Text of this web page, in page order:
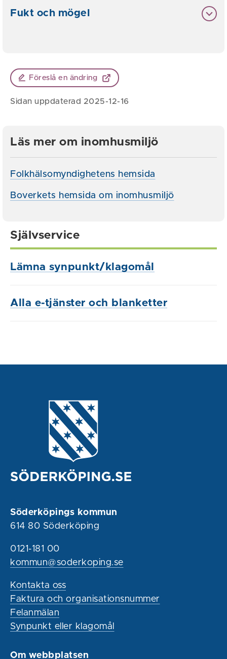
Fukt och mögel
Föreslå en ändring
Sidan uppdaterad 2025-12-16
Läs mer om inomhusmiljö
Folkhälsomyndighetens hemsida
Boverkets hemsida om inomhusmiljö
Självservice
Lämna synpunkt/klagomål
Alla e-tjänster och blanketter
Söderköpings kommun
614 80 Söderköping
0121-181 00
kommun@soderkoping.se
Kontakta oss
Faktura och organisationsnummer
Felanmälan
Synpunkt eller klagomål
Om webbplatsen